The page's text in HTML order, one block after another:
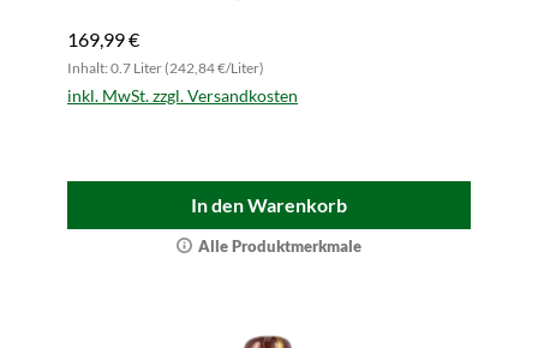
169,99 €
Inhalt: 0.7 Liter (242,84 €/Liter)
inkl. MwSt. zzgl. Versandkosten
In den Warenkorb
Alle Produktmerkmale